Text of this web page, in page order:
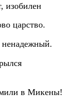
изобилен
царство.
ненадежный.
в Микены!